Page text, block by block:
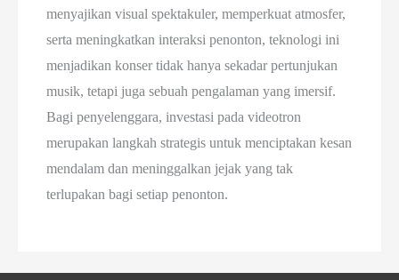
menyajikan visual spektakuler, memperkuat atmosfer,
serta meningkatkan interaksi penonton, teknologi ini
menjadikan konser tidak hanya sekadar pertunjukan
musik, tetapi juga sebuah pengalaman yang imersif.
Bagi penyelenggara, investasi pada videotron
merupakan langkah strategis untuk menciptakan kesan
mendalam dan meninggalkan jejak yang tak
terlupakan bagi setiap penonton.